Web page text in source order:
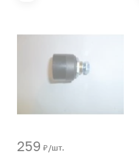
259 ₽/шт.